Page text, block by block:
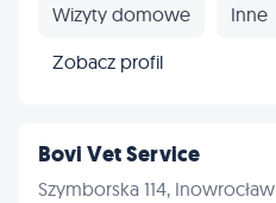
Wizyty domowe
Inne
Zobacz profil
Bovi Vet Service
Szymborska 114, Inowrocław